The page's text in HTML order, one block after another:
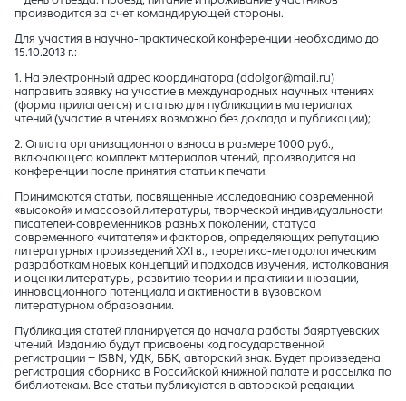
производится за счет командирующей стороны.
Для участия в научно-практической конференции необходимо до
15.10.2013 г.:
1. На электронный адрес координатора (ddolgor@mail.ru)
направить заявку на участие в международных научных чтениях
(форма прилагается) и статью для публикации в материалах
чтений (участие в чтениях возможно без доклада и публикации);
2. Оплата организационного взноса в размере 1000 руб.,
включающего комплект материалов чтений, производится на
конференции после принятия статьи к печати.
Принимаются статьи, посвященные исследованию современной
«высокой» и массовой литературы, творческой индивидуальности
писателей-современников разных поколений, статуса
современного «читателя» и факторов, определяющих репутацию
литературных произведений XXI в., теоретико-методологическим
разработкам новых концепций и подходов изучения, истолкования
и оценки литературы, развитию теории и практики инновации,
инновационного потенциала и активности в вузовском
литературном образовании.
Публикация статей планируется до начала работы баяртуевских
чтений. Изданию будут присвоены код государственной
регистрации – ISBN, УДК, ББК, авторский знак. Будет произведена
регистрация сборника в Российской книжной палате и рассылка по
библиотекам. Все статьи публикуются в авторской редакции.